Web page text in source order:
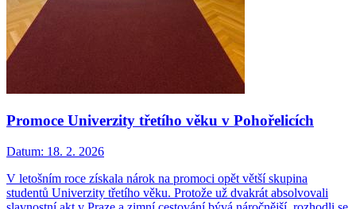
Promoce Univerzity třetího věku v Pohořelicích
Datum: 18. 2. 2026
V letošním roce získala nárok na promoci opět větší skupina
studentů Univerzity třetího věku. Protože už dvakrát absolvovali